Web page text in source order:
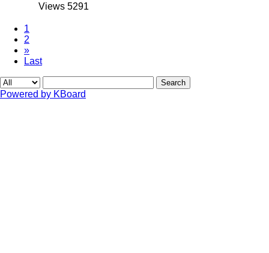
Views 5291
1
2
»
Last
Search
Powered by KBoard